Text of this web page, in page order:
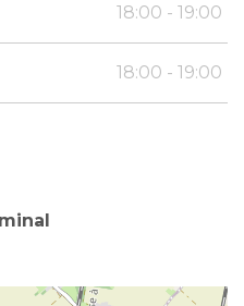
18:00 - 19:00
18:00 - 19:00